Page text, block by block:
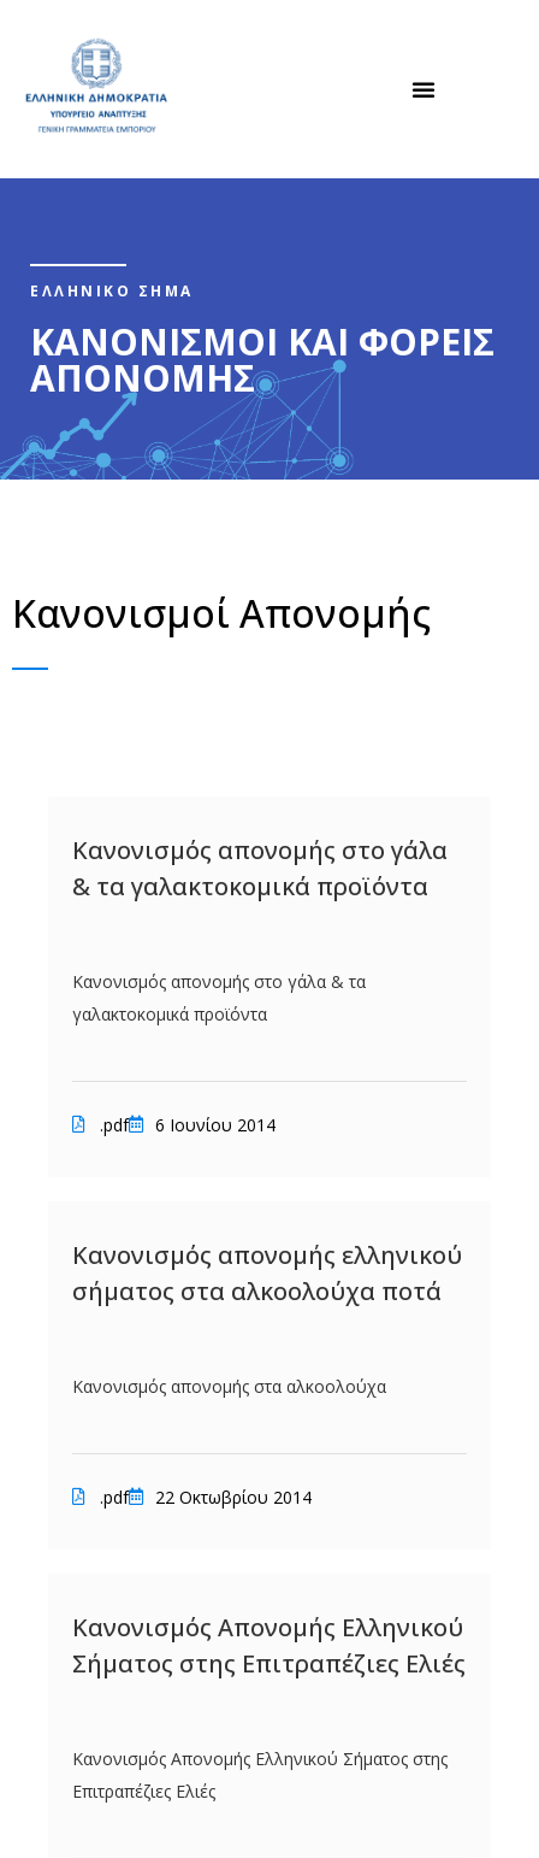
ΕΛΛΗΝΙΚΟ ΣΗΜΑ
ΚΑΝΟΝΙΣΜΟΙ ΚΑΙ ΦΟΡΕΙΣ
ΑΠΟΝΟΜΗΣ
Κανονισμοί Απονομής
Κανονισμός απονομής στο γάλα
& τα γαλακτοκομικά προϊόντα
Κανονισμός απονομής στο γάλα & τα
γαλακτοκομικά προϊόντα
.pdf 6 Ιουνίου 2014
Κανονισμός απονομής ελληνικού
σήματος στα αλκοολούχα ποτά
Κανονισμός απονομής στα αλκοολούχα
.pdf 22 Οκτωβρίου 2014
Κανονισμός Απονομής Ελληνικού
Σήματος στης Επιτραπέζιες Ελιές
Κανονισμός Απονομής Ελληνικού Σήματος στης
Επιτραπέζιες Ελιές